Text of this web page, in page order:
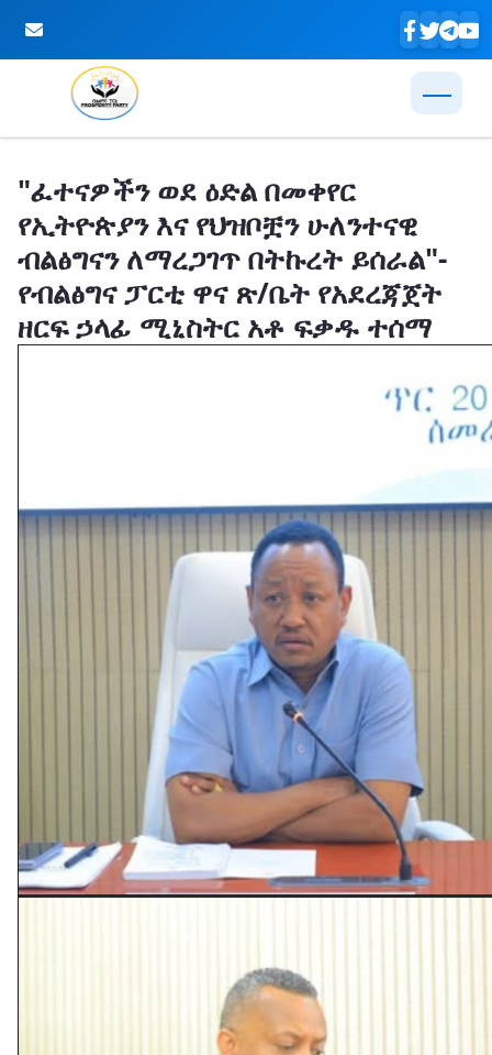
"ፈተናዎችን ወደ ዕድል በመቀየር
የኢትዮጵያን እና የህዝቦቿን ሁለንተናዊ
ብልፅግናን ለማረጋገጥ በትኩረት ይሰራል"-
የብልፅግና ፓርቲ ዋና ጽ/ቤት የአደረጃጀት
ዘርፍ ኃላፊ ሚኒስትር አቶ ፍቃዱ ተሰማ